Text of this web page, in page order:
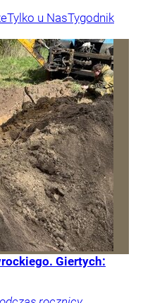
Tylko u NasTygodnik
Giertych: